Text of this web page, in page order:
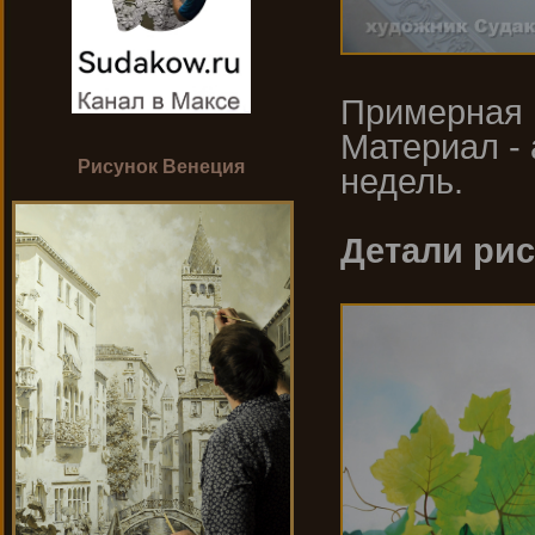
Примерная
Материал -
недель.
Детали
Рисунок Венеция